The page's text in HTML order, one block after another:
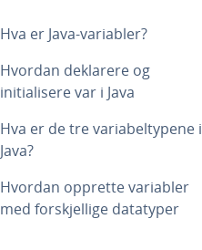
Hva er Java-variabler?
Hvordan deklarere og
initialisere var i Java
Hva er de tre variabeltypene i
Java?
Hvordan opprette variabler
med forskjellige datatyper